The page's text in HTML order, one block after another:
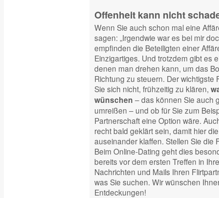
Offenheit kann nicht
Wenn Sie auch schon mal eine
sagen: „Irgendwie war es bei mir
empfinden die Beteiligten einer
Einzigartiges. Und trotzdem gibt es
denen man drehen kann, um das
Richtung zu steuern. Der wichtigste
Sie sich nicht, frühzeitig zu klären,
wünschen – das können Sie auch
umreißen – und ob für Sie zum
Partnerschaft eine Option wäre.
recht bald geklärt sein, damit hier
auseinander klaffen. Stellen Sie die
Beim Online-Dating geht dies
bereits vor dem ersten Treffen in
Nachrichten und Mails Ihren
was Sie suchen. Wir wünschen
Entdeckungen!